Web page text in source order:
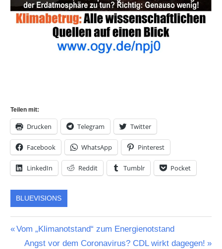
Teilen mit:
Drucken Telegram Twitter
Facebook WhatsApp Pinterest
LinkedIn Reddit Tumblr Pocket
BLUEVISIONS
Beitragsnavigation
Vorheriger
Beitrag:
Vom „Klimanotstand“ zum Energienotstand
Nächster
Angst vor dem Coronavirus? CDL wirkt dagegen!